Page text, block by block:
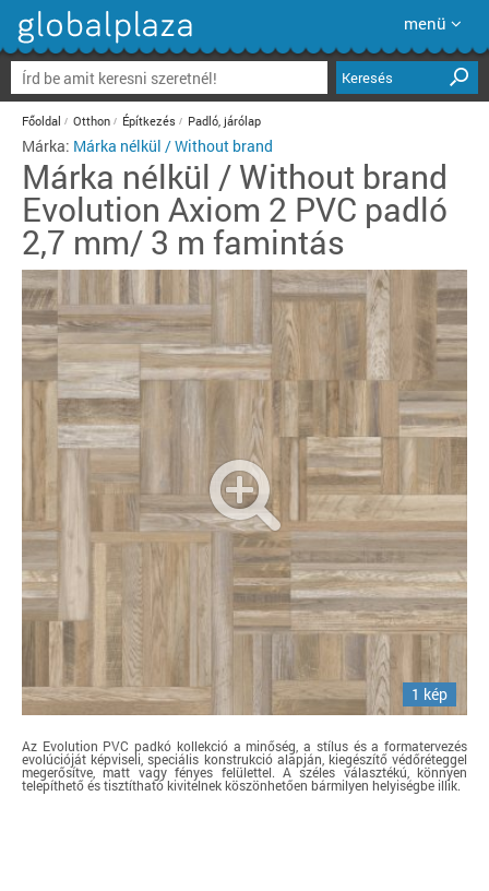
menü
Keresés
Főoldal Otthon Építkezés Padló, járólap
Márka: Márka nélkül / Without brand
Márka nélkül / Without brand
Evolution Axiom 2 PVC padló
2,7 mm/ 3 m famintás
1 kép
Az Evolution PVC padkó kollekció a minőség, a stílus és a formatervezés
evolúcióját képviseli, speciális konstrukció alapján, kiegészítő védőréteggel
megerősítve, matt vagy fényes felülettel. A széles választékú, könnyen
telepíthető és tisztítható kivitelnek köszönhetően bármilyen helyiségbe illik.